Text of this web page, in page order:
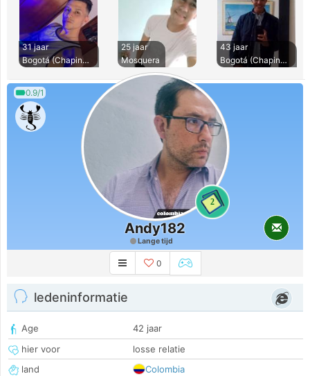
31 jaar
Bogotá (Chapinero)
25 jaar
Mosquera
43 jaar
Bogotá (Chapinero)
0.9/1
2
Andy182
Lange tijd
0
ledeninformatie
Age
42 jaar
hier voor
losse relatie
land
Colombia